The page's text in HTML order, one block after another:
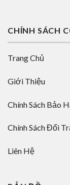
CHÍNH SÁCH
Trang Chủ
Giới Thiệu
Chính Sách Bảo
Chính Sách Đổi
Liên Hệ